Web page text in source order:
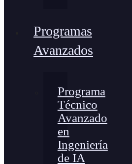
Programas
Avanzados
Programa
Técnico
Avanzado
en
Ingeniería
de IA